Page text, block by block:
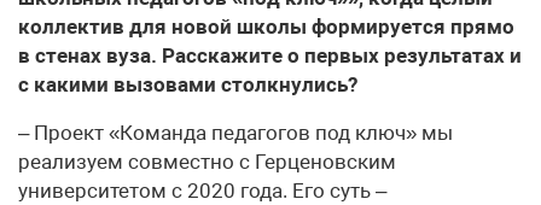
коллектив для новой школы формируется прямо
в стенах вуза. Расскажите о первых результатах и
с какими вызовами столкнулись?
– Проект «Команда педагогов под ключ» мы
реализуем совместно с Герценовским
университетом с 2020 года. Его суть –